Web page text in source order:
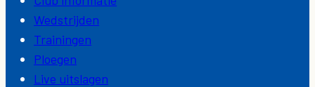
Wedstrijden
Trainingen
Ploegen
Live uitslagen